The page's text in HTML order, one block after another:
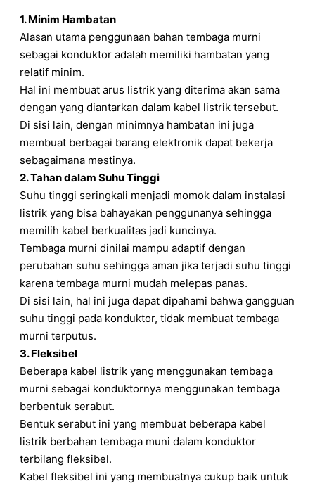
1. Minim Hambatan
Alasan utama penggunaan bahan tembaga murni
sebagai konduktor adalah memiliki hambatan yang
relatif minim.
Hal ini membuat arus listrik yang diterima akan sama
dengan yang diantarkan dalam kabel listrik tersebut.
Di sisi lain, dengan minimnya hambatan ini juga
membuat berbagai barang elektronik dapat bekerja
sebagaimana mestinya.
2. Tahan dalam Suhu Tinggi
Suhu tinggi seringkali menjadi momok dalam instalasi
listrik yang bisa bahayakan penggunanya sehingga
memilih kabel berkualitas jadi kuncinya.
Tembaga murni dinilai mampu adaptif dengan
perubahan suhu sehingga aman jika terjadi suhu tinggi
karena tembaga murni mudah melepas panas.
Di sisi lain, hal ini juga dapat dipahami bahwa gangguan
suhu tinggi pada konduktor, tidak membuat tembaga
murni terputus.
3. Fleksibel
Beberapa kabel listrik yang menggunakan tembaga
murni sebagai konduktornya menggunakan tembaga
berbentuk serabut.
Bentuk serabut ini yang membuat beberapa kabel
listrik berbahan tembaga muni dalam konduktor
terbilang fleksibel.
Kabel fleksibel ini yang membuatnya cukup baik untuk